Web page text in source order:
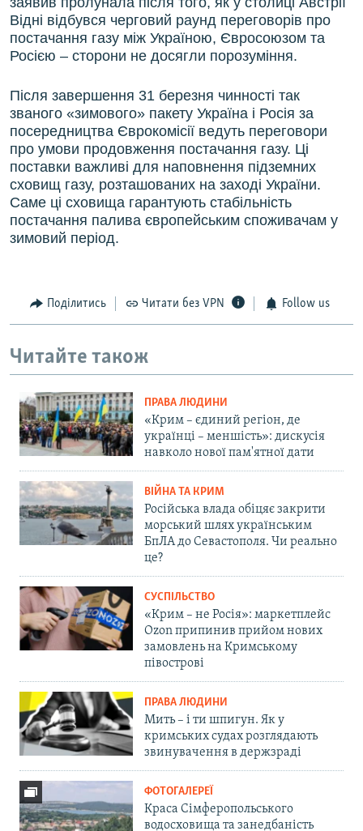
Відні відбувся черговий раунд переговорів про
постачання газу між Україною, Євросоюзом та
Росією – сторони не досягли порозуміння.
Після завершення 31 березня чинності так
званого «зимового» пакету Україна і Росія за
посередництва Єврокомісії ведуть переговори
про умови продовження постачання газу. Ці
поставки важливі для наповнення підземних
сховищ газу, розташованих на заході України.
Саме ці сховища гарантують стабільність
постачання палива європейським споживачам у
зимовий період.
Поділитись Читати без VPN Follow us
Читайте також
ПРАВА ЛЮДИНИ
«Крим – єдиний регіон, де
українці – меншість»: дискусія
навколо нової пам'ятної дати
ВІЙНА ТА КРИМ
Російська влада обіцяє закрити
морський шлях українським
БпЛА до Севастополя. Чи реально
це?
СУСПІЛЬСТВО
«Крим – не Росія»: маркетплейс
Ozon припинив прийом нових
замовлень на Кримському
півострові
ПРАВА ЛЮДИНИ
Мить – і ти шпигун. Як у
кримських судах розглядають
звинувачення в держзраді
ФОТОГАЛЕРЕЇ
Краса Сімферопольського
водосховища та занедбаність